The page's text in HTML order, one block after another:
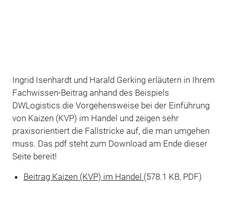
Ingrid Isenhardt und Harald Gerking erläutern in Ihrem
Fachwissen-Beitrag anhand des Beispiels
DWLogistics die Vorgehensweise bei der Einführung
von Kaizen (KVP) im Handel und zeigen sehr
praxisorientiert die Fallstricke auf, die man umgehen
muss. Das pdf steht zum Download am Ende dieser
Seite bereit!
Beitrag Kaizen (KVP) im Handel (578.1 KB, PDF)